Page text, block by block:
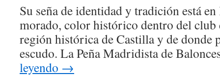
Su seña de identidad y tradición está
morado, color histórico dentro del club
región histórica de Castilla y de donde
escudo. La Peña Madridista de
leyendo →